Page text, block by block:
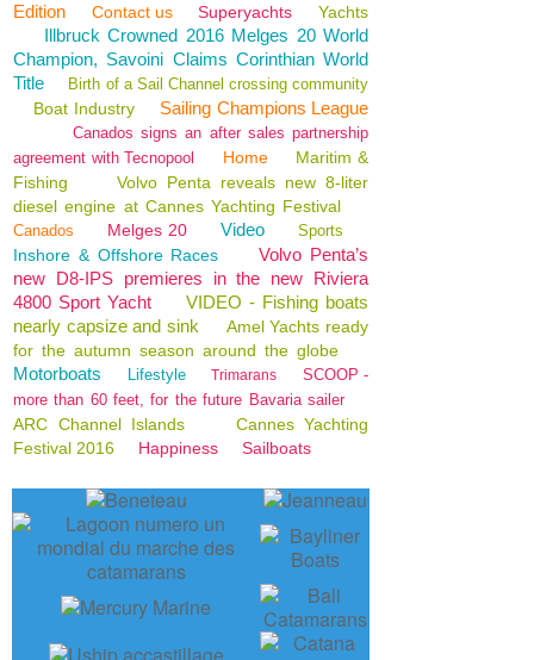
Edition
Contact us Superyachts Yachts
Illbruck Crowned 2016 Melges 20 World
Champion, Savoini Claims Corinthian World
Title
Birth of a Sail Channel crossing community
Boat Industry Sailing Champions League
Canados signs an after sales partnership
agreement with Tecnopool
Home
Maritim &
Fishing
Volvo Penta reveals new 8-liter
diesel engine at Cannes Yachting Festival
Canados Melges 20 Video Sports
Inshore & Offshore Races
Volvo Penta’s
new D8-IPS premieres in the new Riviera
4800 Sport Yacht
VIDEO - Fishing boats
nearly capsize and sink
Amel Yachts ready
for the autumn season around the globe
Motorboats Lifestyle Trimarans
SCOOP -
more than 60 feet, for the future Bavaria sailer
ARC Channel Islands
Cannes Yachting
Festival 2016
Happiness Sailboats